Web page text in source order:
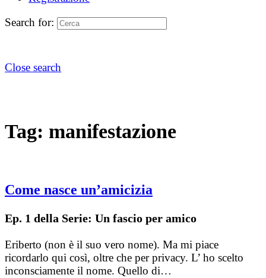
Search for:
Close search
Tag: manifestazione
Come nasce un’amicizia
Ep. 1 della Serie: Un fascio per amico
Eriberto (non è il suo vero nome). Ma mi piace
ricordarlo qui così, oltre che per privacy. L’ ho scelto
inconsciamente il nome. Quello di…